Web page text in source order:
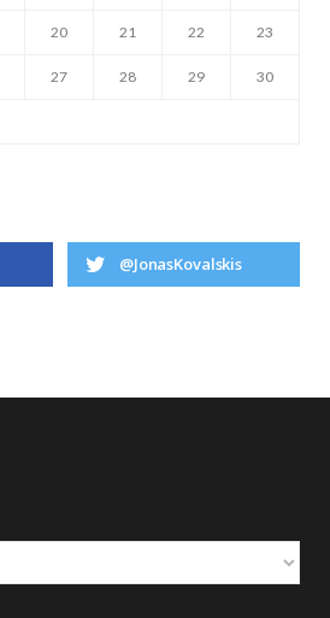
20 21 22 23
27 28 29 30
@JonasKovalskis